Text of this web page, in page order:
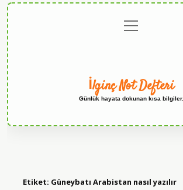
menüyü
aç
İlginç Not Defteri
Günlük hayata dokunan kısa bilgiler.
Etiket: Güneybatı Arabistan nasıl yazılır